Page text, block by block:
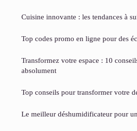
Cuisine innovante : les tendances à
Top codes promo en ligne pour des
Transformez votre espace : 10
absolument
Top conseils pour transformer votre
Le meilleur déshumidificateur pour